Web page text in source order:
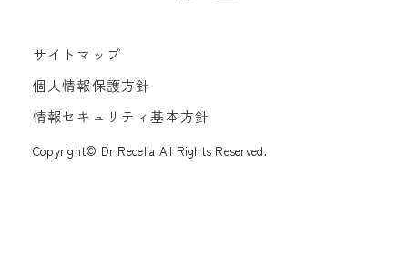
サイトマップ
個人情報保護方針
情報セキュリティ基本方針
Copyright© Dr Recella All Rights Reserved.